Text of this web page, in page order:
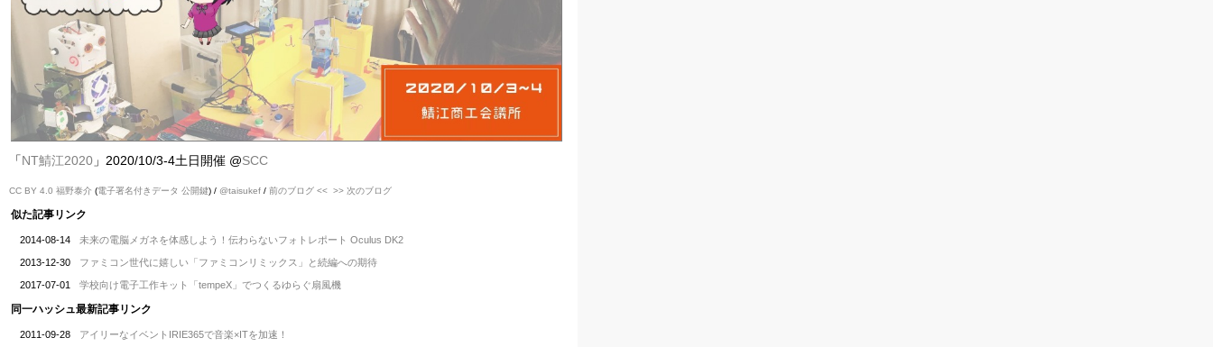
「NT鯖江2020 」2020/10/3-4土日開催 @SCC
CC BY 4.0 福野泰介 (電子署名付きデータ 公開鍵) / @taisukef / 前のブログ << >> 次のブログ
似た記事リンク
2014-08-14 未来の電脳メガネを体感しよう！伝わらないフォトレポート Oculus DK2
2013-12-30 ファミコン世代に嬉しい「ファミコンリミックス」と続編への期待
2017-07-01 学校向け電子工作キット「tempeX」でつくるゆらぐ扇風機
同一ハッシュ最新記事リンク
2011-09-28 アイリーなイベントIRIE365で音楽×ITを加速！